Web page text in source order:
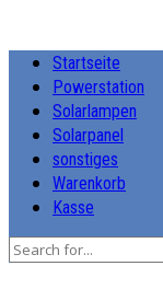
Startseite
Powerstation
Solarlampen
Solarpanel
sonstiges
Warenkorb
Kasse